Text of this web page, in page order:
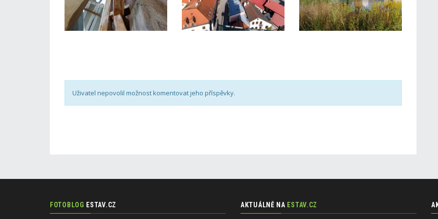
Uživatel nepovolil možnost komentovat jeho příspěvky.
FOTOBLOG ESTAV.CZ AKTUÁLNĚ NA ESTAV.CZ